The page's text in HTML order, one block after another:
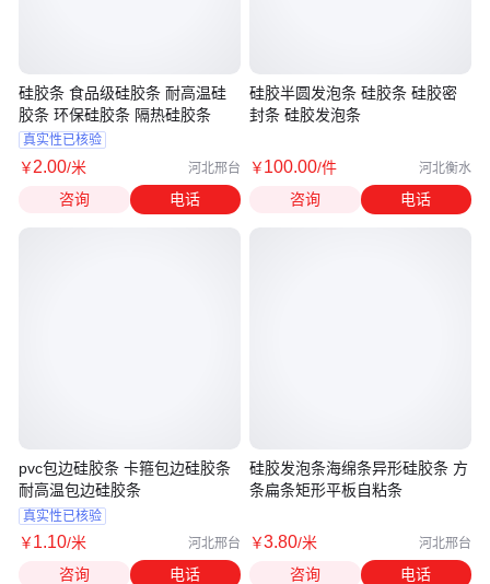
硅胶条 食品级硅胶条 耐高温硅
胶条 环保硅胶条 隔热硅胶条
真实性已核验
￥2.00/米 河北邢台
咨询 电话
pvc包边硅胶条 卡箍包边硅胶条
耐高温包边硅胶条
真实性已核验
￥1.10/米 河北邢台
咨询 电话
硅胶半圆发泡条 硅胶条 硅胶密
封条 硅胶发泡条
￥100.00/件 河北衡水
咨询 电话
硅胶发泡条海绵条异形硅胶条 方
条扁条矩形平板自粘条
￥3.80/米 河北邢台
咨询 电话